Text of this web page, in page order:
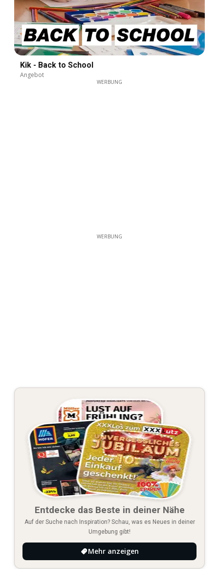
Kik - Back to School
Angebot
WERBUNG
WERBUNG
Entdecke das Beste in deiner Nähe
Auf der Suche nach Inspiration? Schau, was es Neues in deiner
Umgebung gibt!
Mehr anzeigen